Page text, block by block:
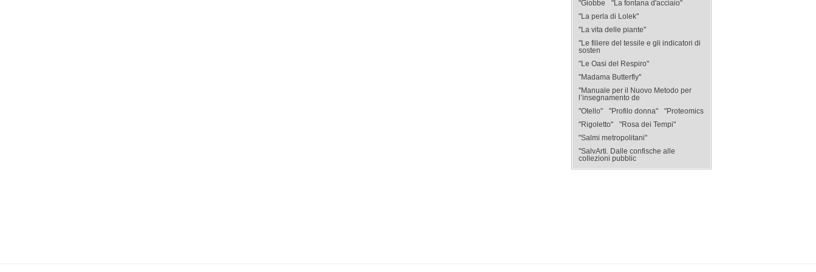
"Giobbe
"La fontana d'acciaio"
"La perla di Lolek"
"La vita delle piante"
"Le filiere del tessile e gli indicatori di
sosten
"Le Oasi del Respiro"
"Madama Butterfly"
"Manuale per il Nuovo Metodo per
l’insegnamento de
"Otello"
"Profilo donna"
"Proteomics
"Rigoletto"
"Rosa dei Tempi"
"Salmi metropolitani"
"SalvArti. Dalle confische alle
collezioni pubblic